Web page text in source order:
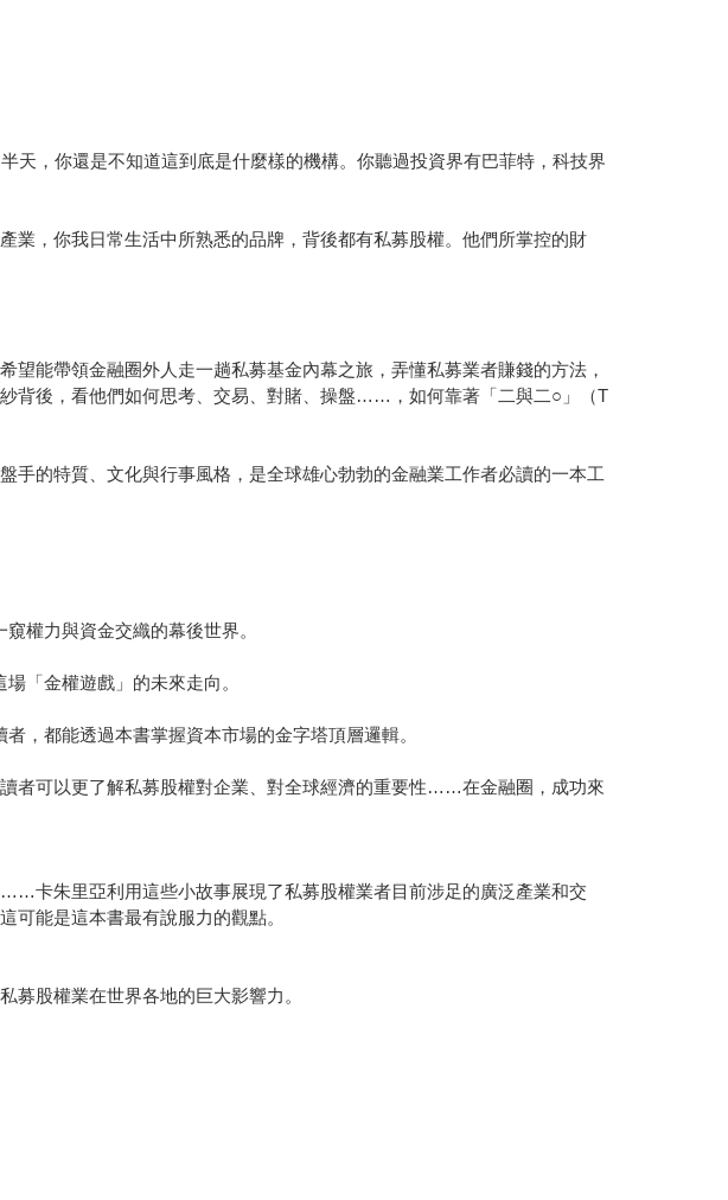
天，你還是不知道這到底是什麼樣的機構。你聽過投資界有巴菲特，科技界
業，你我日常生活中所熟悉的品牌，背後都有私募股權。他們所掌控的財
能帶領金融圈外人走一趟私募基金內幕之旅，弄懂私募業者賺錢的方法，
背後，看他們如何思考、交易、對賭、操盤……，如何靠著「二與二○」（T
的特質、文化與行事風格，是全球雄心勃勃的金融業工作者必讀的一本工
權力與資金交織的幕後世界。
「金權遊戲」的未來走向。
，都能透過本書掌握資本市場的金字塔頂層邏輯。
者可以更了解私募股權對企業、對全球經濟的重要性……在金融圈，成功來
卡朱里亞利用這些小故事展現了私募股權業者目前涉足的廣泛產業和交
能是這本書最有說服力的觀點。
募股權業在世界各地的巨大影響力。